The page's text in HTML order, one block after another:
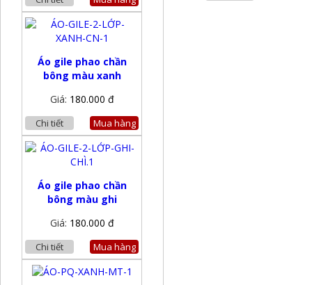
Áo gile phao chần
bông màu xanh
Giá: 180.000 đ
Chi tiết Mua hàng
Áo gile phao chần
bông màu ghi
Giá: 180.000 đ
Chi tiết Mua hàng